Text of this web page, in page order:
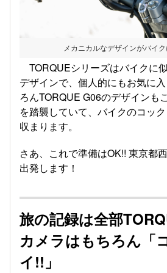
メカニカルなデザインがバイク
TORQUEシリーズはバイクに
デザインで、個人的にもお気に
ろんTORQUE G06のデザインも
を踏襲していて、バイクのコッ
収まります。
さあ、これで準備はOK!! 東京都
出発します！
旅の記録は全部
カメラはもちろん「
イ!!」